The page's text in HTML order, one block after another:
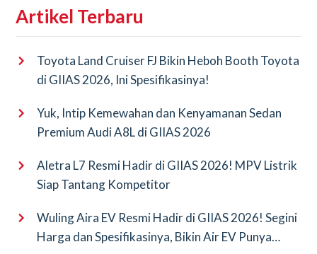
Artikel Terbaru
Toyota Land Cruiser FJ Bikin Heboh Booth Toyota
di GIIAS 2026, Ini Spesifikasinya!
Yuk, Intip Kemewahan dan Kenyamanan Sedan
Premium Audi A8L di GIIAS 2026
Aletra L7 Resmi Hadir di GIIAS 2026! MPV Listrik
Siap Tantang Kompetitor
Wuling Aira EV Resmi Hadir di GIIAS 2026! Segini
Harga dan Spesifikasinya, Bikin Air EV Punya